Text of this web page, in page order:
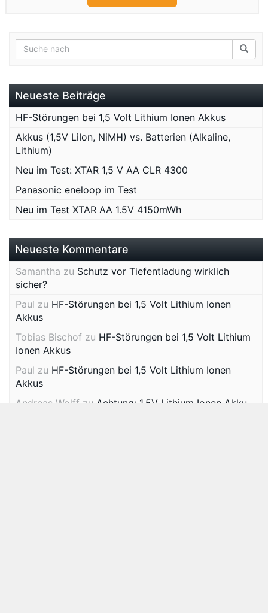
Neueste Beiträge
HF-Störungen bei 1,5 Volt Lithium Ionen Akkus
Akkus (1,5V LiIon, NiMH) vs. Batterien (Alkaline,
Lithium)
Neu im Test: XTAR 1,5 V AA CLR 4300
Panasonic eneloop im Test
Neu im Test XTAR AA 1.5V 4150mWh
Neueste Kommentare
Samantha zu Schutz vor Tiefentladung wirklich
sicher?
Paul zu HF-Störungen bei 1,5 Volt Lithium Ionen
Akkus
Tobias Bischof zu HF-Störungen bei 1,5 Volt Lithium
Ionen Akkus
Paul zu HF-Störungen bei 1,5 Volt Lithium Ionen
Akkus
Andreas Wolff zu Achtung: 1,5V Lithium Ionen Akku